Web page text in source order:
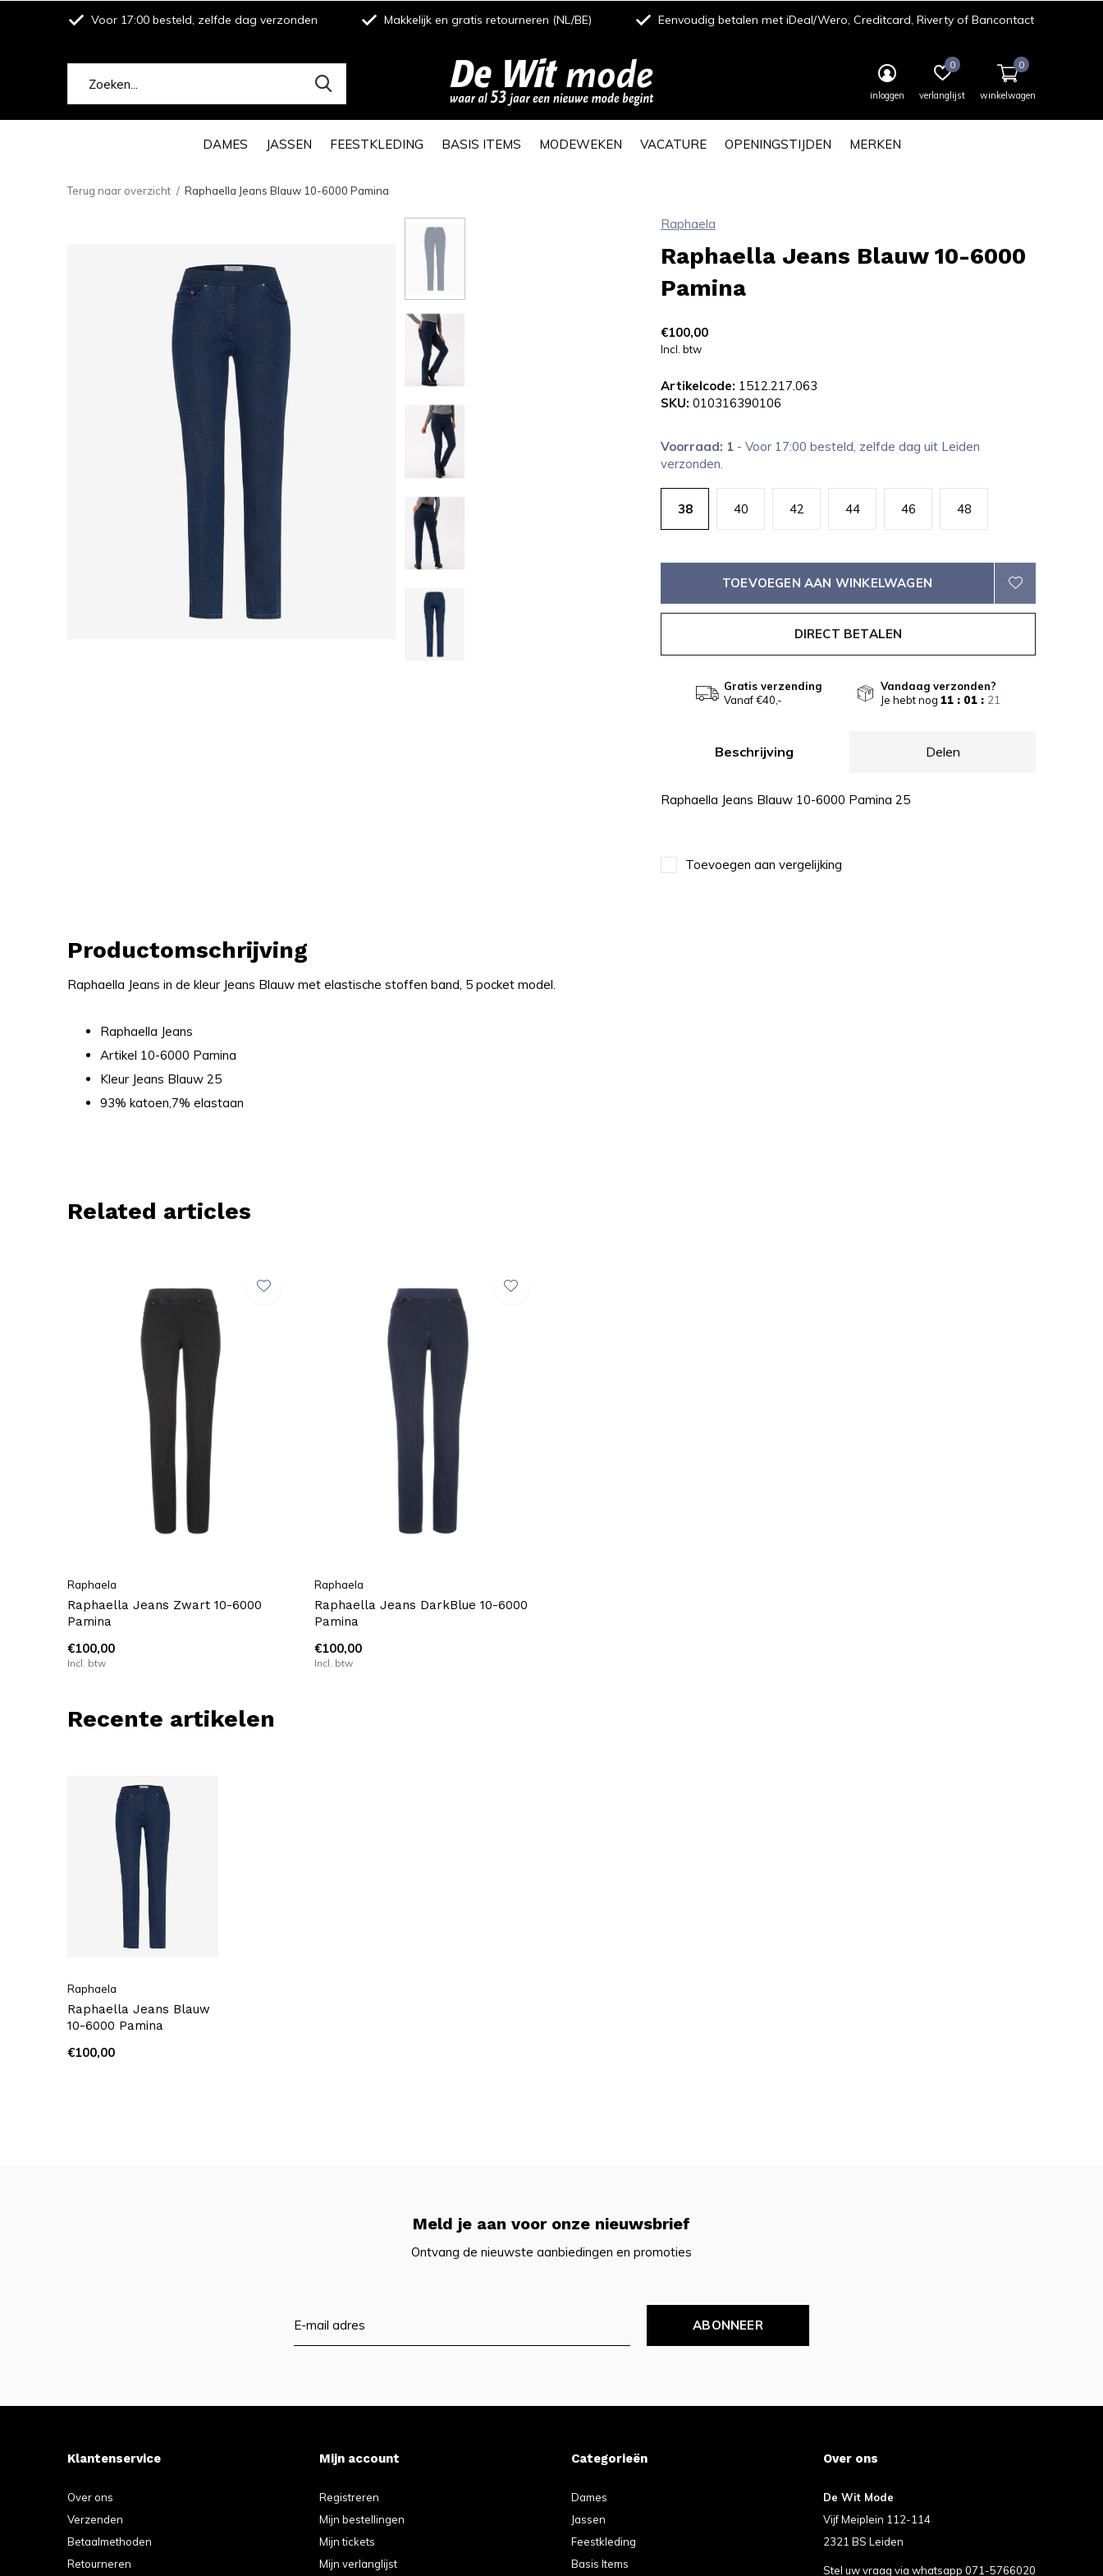
DAMES JASSEN FEESTKLEDING BASIS ITEMS MODEWEKEN VACATURE OPENINGSTIJDEN MERKEN
inloggen verlanglijst
0
winkelwagen
0
Voor 17:00 besteld, zelfde dag verzonden Makkelijk en gratis retourneren (NL/BE) Eenvoudig betalen met iDeal/Wero, Creditcard, Riverty of Bancontact
Terug naar overzicht Raphaella Jeans Blauw 10-6000 Pamina
Raphaela
Raphaella Jeans Blauw 10-6000
Pamina
€100,00
Incl. btw
Artikelcode: 1512.217.063
SKU: 010316390106
Voorraad: 1 - Voor 17:00 besteld, zelfde dag uit Leiden
verzonden.
38 40 42 44 46 48
TOEVOEGEN AAN WINKELWAGEN
DIRECT BETALEN
Gratis verzending
Vanaf €40,-
Vandaag verzonden?
Je hebt nog 11 : 01 : 21
Beschrijving Delen
Raphaella Jeans Blauw 10-6000 Pamina 25
Toevoegen aan vergelijking
Productomschrijving
Raphaella Jeans in de kleur Jeans Blauw met elastische stoffen band, 5 pocket model.
Raphaella Jeans
Artikel 10-6000 Pamina
Kleur Jeans Blauw 25
93% katoen,7% elastaan
Related articles
Raphaela
Raphaella Jeans Zwart 10-6000
Pamina
€100,00
Incl. btw
Raphaela
Raphaella Jeans DarkBlue 10-6000
Pamina
€100,00
Incl. btw
Recente artikelen
Raphaela
Raphaella Jeans Blauw
10-6000 Pamina
€100,00
Meld je aan voor onze nieuwsbrief
Ontvang de nieuwste aanbiedingen en promoties
ABONNEER
Klantenservice
Over ons
Verzenden
Betaalmethoden
Retourneren
Mijn account
Registreren
Mijn bestellingen
Mijn tickets
Mijn verlanglijst
Categorieën
Dames
Jassen
Feestkleding
Basis Items
Over ons
De Wit Mode
Vijf Meiplein 112-114
2321 BS Leiden
Stel uw vraag via whatsapp 071-5766020